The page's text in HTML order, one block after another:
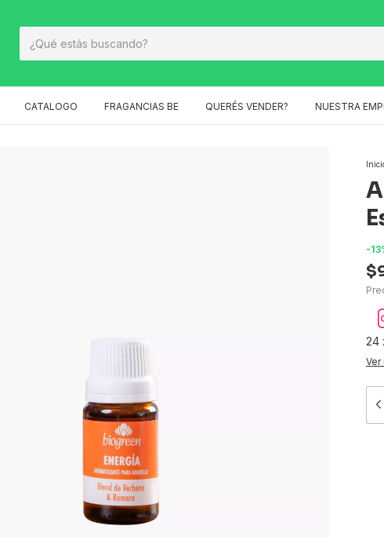
CATALOGO FRAGANCIAS BE QUERÉS VENDER? NUESTRA
-13
24
Ver